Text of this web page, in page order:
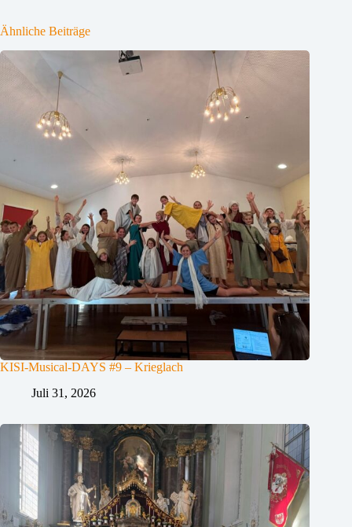
Ähnliche Beiträge
KISI-Musical-DAYS #9 – Krieglach
Juli 31, 2026